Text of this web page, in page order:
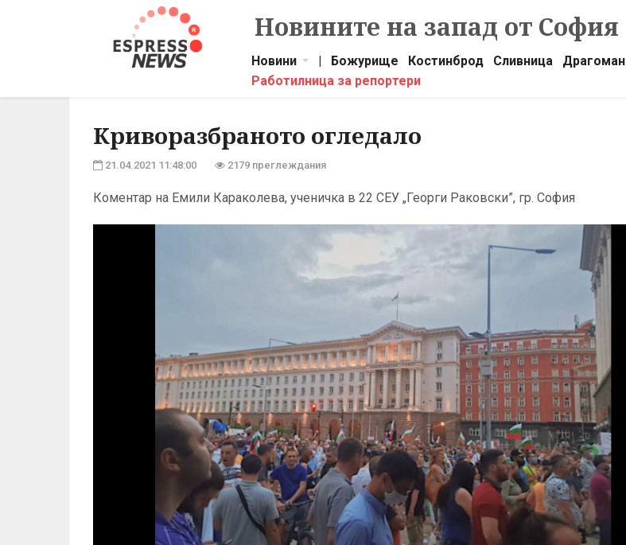
Новините на запад от София
Новини | Божурище Костинброд Сливница Драгоман
Работилница за репортери
Криворазбраното огледало
21.04.2021 11:48:00 2179 преглеждания
Коментар на Емили Караколева, ученичка в 22 СЕУ „Георги Раковски”, гр. София